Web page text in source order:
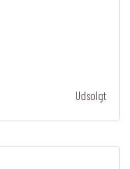
Udsolgt